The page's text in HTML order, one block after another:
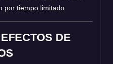
por tiempo limitado
DE